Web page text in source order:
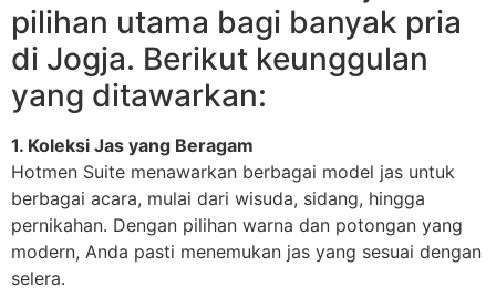
pilihan utama bagi banyak pria
di Jogja. Berikut keunggulan
yang ditawarkan:
1. Koleksi Jas yang Beragam
Hotmen Suite menawarkan berbagai model jas untuk
berbagai acara, mulai dari wisuda, sidang, hingga
pernikahan. Dengan pilihan warna dan potongan yang
modern, Anda pasti menemukan jas yang sesuai dengan
selera.